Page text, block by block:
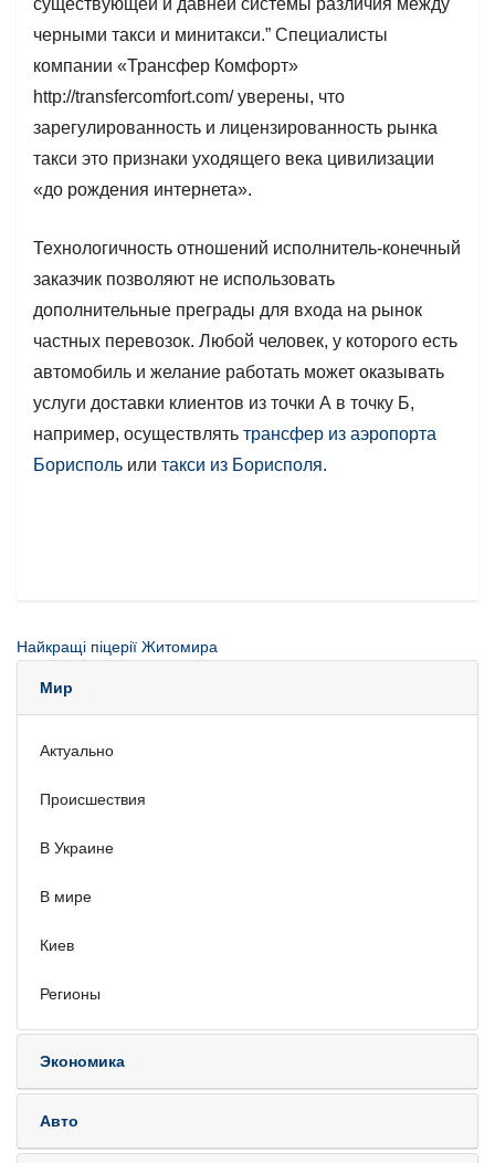
существующей и давней системы различия между
черными такси и минитакси.” Специалисты
компании «Трансфер Комфорт»
http://transfercomfort.com/ уверены, что
зарегулированность и лицензированность рынка
такси это признаки уходящего века цивилизации
«до рождения интернета».
Технологичность отношений исполнитель-конечный
заказчик позволяют не использовать
дополнительные преграды для входа на рынок
частных перевозок. Любой человек, у которого есть
автомобиль и желание работать может оказывать
услуги доставки клиентов из точки А в точку Б,
например, осуществлять трансфер из аэропорта
Борисполь или такси из Борисполя.
Найкращі піцерії Житомира
Мир
Актуально
Происшествия
В Украине
В мире
Киев
Регионы
Экономика
Авто